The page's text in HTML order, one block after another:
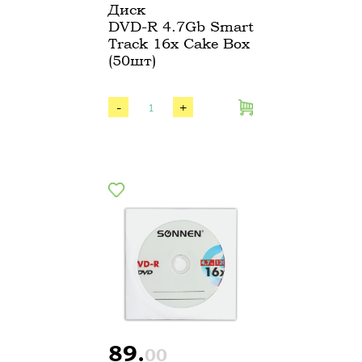
Диск
DVD-R 4.7Gb Smart
Track 16х Cake Box
(50шт)
- +
89.00